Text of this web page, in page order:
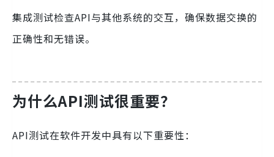
集成测试检查API与其他系统的交互，确保数据交换的
正确性和无错误。
为什么API测试很重要？
API测试在软件开发中具有以下重要性：